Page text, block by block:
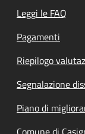
Leggi le FAQ
Pagamenti
Riepilogo
Segnalazione
Piano di